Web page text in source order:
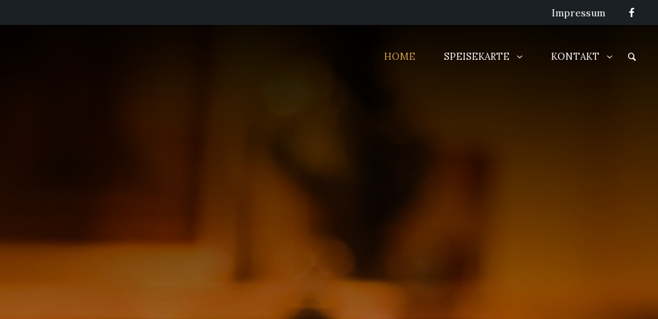
Impressum
HOME SPEISEKARTE KONTAKT